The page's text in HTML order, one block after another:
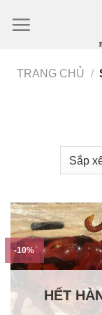
qua
dungTRANG CHỦ /
-10%
HẾT